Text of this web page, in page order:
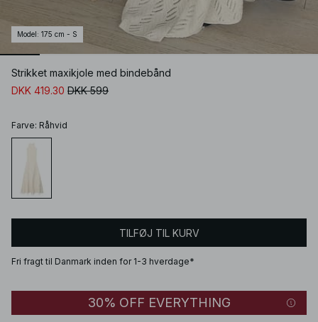
Model : 175 cm - S
Strikket maxikjole med bindebånd
DKK 419.30 DKK 599
Farve: Råhvid
TILFØJ TIL KURV
Fri fragt til Danmark inden for 1-3 hverdage*
30% OFF EVERYTHING